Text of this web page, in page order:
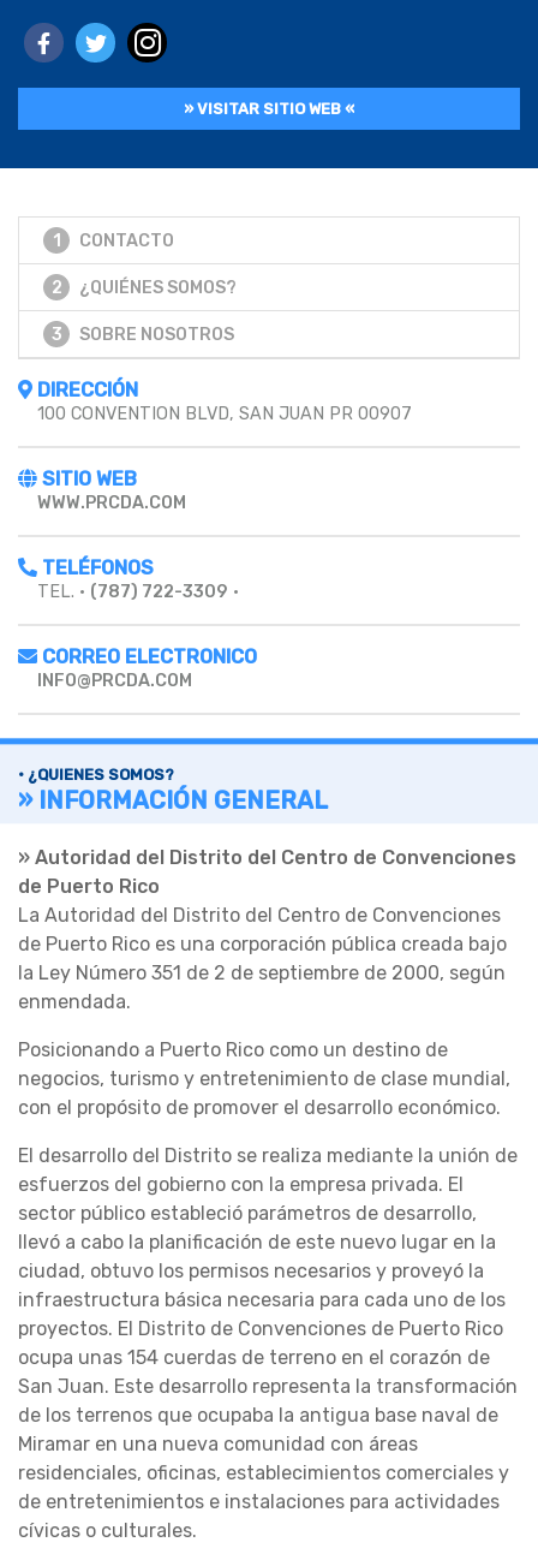
» VISITAR SITIO WEB «
1 CONTACTO
2 ¿QUIÉNES SOMOS?
3 SOBRE NOSOTROS
DIRECCIÓN
100 CONVENTION BLVD, SAN JUAN PR 00907
SITIO WEB
WWW.PRCDA.COM
TELÉFONOS
TEL. • (787) 722-3309 •
CORREO ELECTRONICO
INFO@PRCDA.COM
• ¿QUIENES SOMOS?
» INFORMACIÓN GENERAL
» Autoridad del Distrito del Centro de Convenciones
de Puerto Rico
La Autoridad del Distrito del Centro de Convenciones
de Puerto Rico es una corporación pública creada bajo
la Ley Número 351 de 2 de septiembre de 2000, según
enmendada.
Posicionando a Puerto Rico como un destino de
negocios, turismo y entretenimiento de clase mundial,
con el propósito de promover el desarrollo económico.
El desarrollo del Distrito se realiza mediante la unión de
esfuerzos del gobierno con la empresa privada. El
sector público estableció parámetros de desarrollo,
llevó a cabo la planificación de este nuevo lugar en la
ciudad, obtuvo los permisos necesarios y proveyó la
infraestructura básica necesaria para cada uno de los
proyectos. El Distrito de Convenciones de Puerto Rico
ocupa unas 154 cuerdas de terreno en el corazón de
San Juan. Este desarrollo representa la transformación
de los terrenos que ocupaba la antigua base naval de
Miramar en una nueva comunidad con áreas
residenciales, oficinas, establecimientos comerciales y
de entretenimientos e instalaciones para actividades
cívicas o culturales.